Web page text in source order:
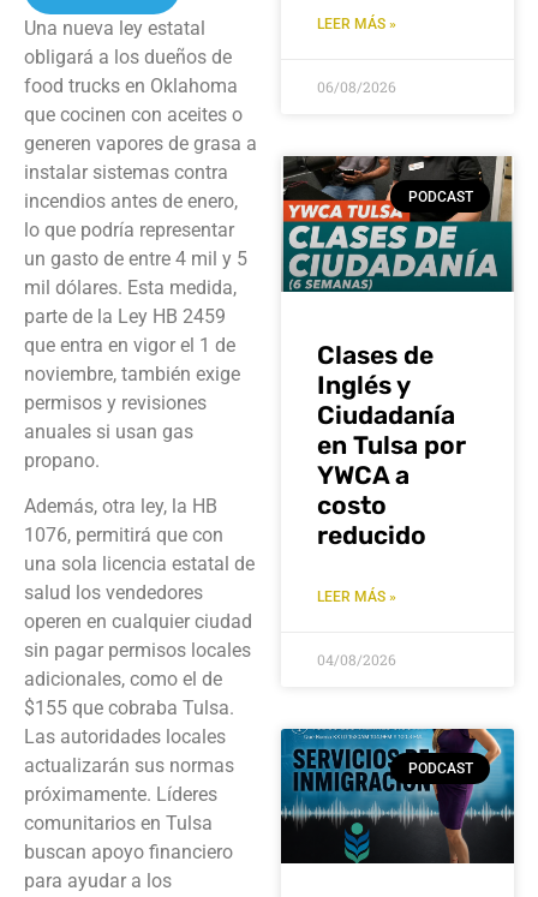
Una nueva ley estatal
obligará a los dueños de
food trucks en Oklahoma
que cocinen con aceites o
generen vapores de grasa a
instalar sistemas contra
incendios antes de enero,
lo que podría representar
un gasto de entre 4 mil y 5
mil dólares. Esta medida,
parte de la Ley HB 2459
que entra en vigor el 1 de
noviembre, también exige
permisos y revisiones
anuales si usan gas
propano.
Además, otra ley, la HB
1076, permitirá que con
una sola licencia estatal de
salud los vendedores
operen en cualquier ciudad
sin pagar permisos locales
adicionales, como el de
$155 que cobraba Tulsa.
Las autoridades locales
actualizarán sus normas
próximamente. Líderes
comunitarios en Tulsa
buscan apoyo financiero
para ayudar a los
LEER MÁS »
06/08/2026
PODCAST
Clases de
Inglés y
Ciudadanía
en Tulsa por
YWCA a
costo
reducido
LEER MÁS »
04/08/2026
PODCAST